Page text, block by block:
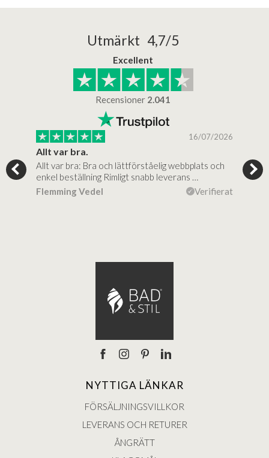
Utmärkt 4,7/5
Excellent
Recensioner 2.041
16/07/2026
Allt var bra.
Allt var bra: Bra och lättförståelig webbplats och
enkel beställning Rimligt snabb leverans …
Flemming Vedel
Verifierat
Jag
NYTTIGA LÄNKAR
FÖRSÄLJNINGSVILLKOR
LEVERANS OCH RETURER
ÅNGRÄTT